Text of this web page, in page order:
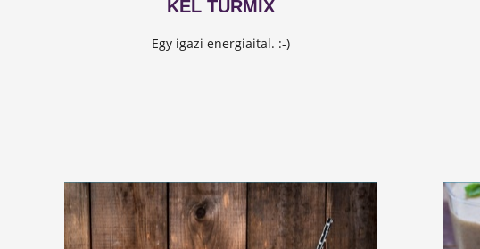
KEL TURMIX
Egy igazi energiaital. :-)